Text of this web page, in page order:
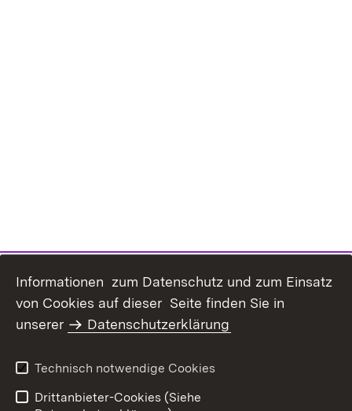
Informationen zum Datenschutz und zum Einsatz
von Cookies auf dieser Seite finden Sie in
unserer
Datenschutzerklärung
Technisch notwendige Cookies
Drittanbieter-Cookies (Siehe